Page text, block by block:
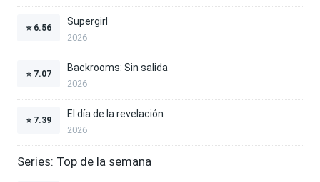
⭐ 6.56
Supergirl
2026
⭐ 7.07
Backrooms: Sin salida
2026
⭐ 7.39
El día de la revelación
2026
Series: Top de la semana